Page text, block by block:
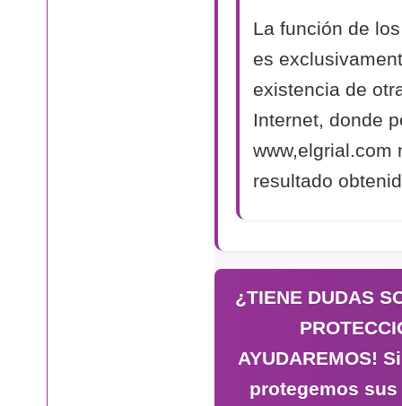
La función de
es
existencia de
Internet, donde
www,elgrial.com
resultado
¿TIENE DUDAS
AYUDAREMOS!
protegemos